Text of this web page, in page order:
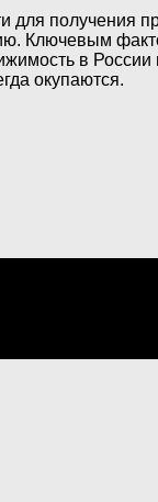
для получения
Ключевым
в России
окупаются.